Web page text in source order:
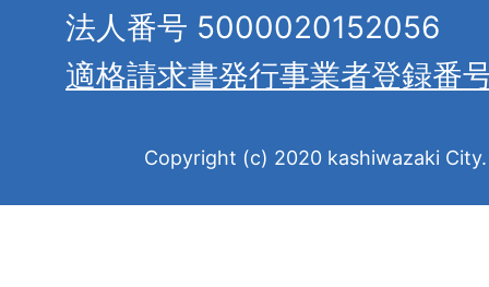
法人番号 5000020152056
適格請求書発行事業者登録番
Copyright (c) 2020 kashiwazaki